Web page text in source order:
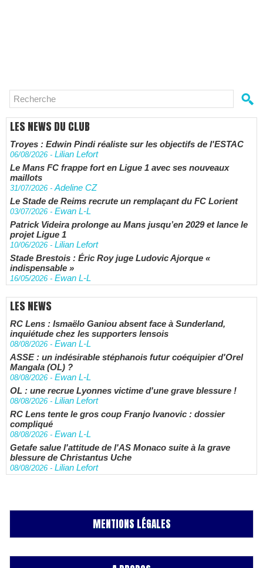
LES NEWS DU CLUB
Troyes : Edwin Pindi réaliste sur les objectifs de l'ESTAC
06/08/2026 - Lilian Lefort
Le Mans FC frappe fort en Ligue 1 avec ses nouveaux
maillots
31/07/2026 -Adeline CZ
Le Stade de Reims recrute un remplaçant du FC Lorient
03/07/2026 - Ewan L-L
Patrick Videira prolonge au Mans jusqu’en 2029 et lance le
projet Ligue 1
10/06/2026 - Lilian Lefort
Stade Brestois : Éric Roy juge Ludovic Ajorque «
indispensable »
16/05/2026 - Ewan L-L
LES NEWS
RC Lens : Ismaëlo Ganiou absent face à Sunderland,
inquiétude chez les supporters lensois
08/08/2026 - Ewan L-L
ASSE : un indésirable stéphanois futur coéquipier d'Orel
Mangala (OL) ?
08/08/2026 - Ewan L-L
OL : une recrue Lyonnes victime d'une grave blessure !
08/08/2026 - Lilian Lefort
RC Lens tente le gros coup Franjo Ivanovic : dossier
compliqué
08/08/2026 - Ewan L-L
Getafe salue l'attitude de l'AS Monaco suite à la grave
blessure de Christantus Uche
08/08/2026 - Lilian Lefort
MENTIONS LÉGALES